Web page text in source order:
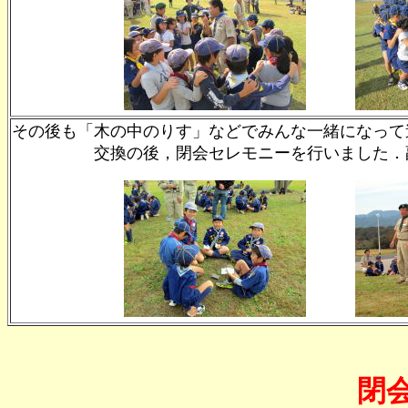
その後も「木の中のりす」などでみんな一緒になっ
交換の後，閉会セレモニーを行いました
閉